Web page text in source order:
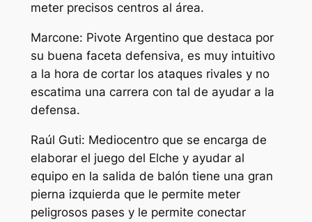
meter precisos centros al área.
Marcone: Pivote Argentino que destaca por
su buena faceta defensiva, es muy intuitivo
a la hora de cortar los ataques rivales y no
escatima una carrera con tal de ayudar a la
defensa.
Raúl Guti: Mediocentro que se encarga de
elaborar el juego del Elche y ayudar al
equipo en la salida de balón tiene una gran
pierna izquierda que le permite meter
peligrosos pases y le permite conectar